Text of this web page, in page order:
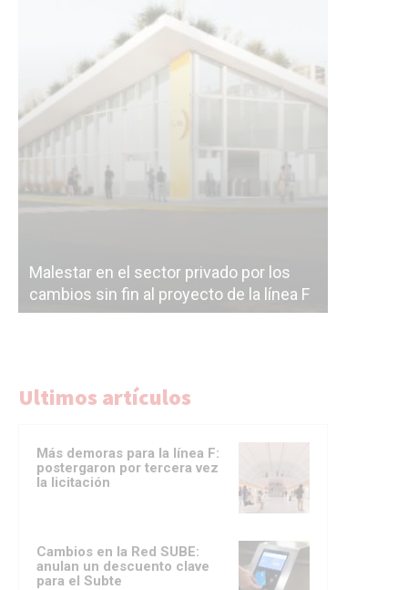
Malestar en el sector privado por los
cambios sin fin al proyecto de la línea F
Ultimos artículos
Más demoras para la línea F:
postergaron por tercera vez
la licitación
Cambios en la Red SUBE:
anulan un descuento clave
para el Subte